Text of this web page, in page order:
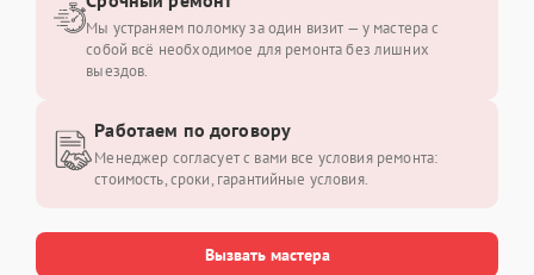
Вызвать мастера
Мы устраняем поломку за один визит — у мастера с
собой всё необходимое для ремонта без лишних
выездов.
Работаем по договору
Менеджер согласует с вами все условия ремонта:
стоимость, сроки, гарантийные условия.